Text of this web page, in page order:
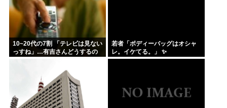
10~20代の7割 「テレビは見ない
っすね」…有吉さんどうするの
若者「ボディーバッグはオシャ
レ。イケてる。」 ✨